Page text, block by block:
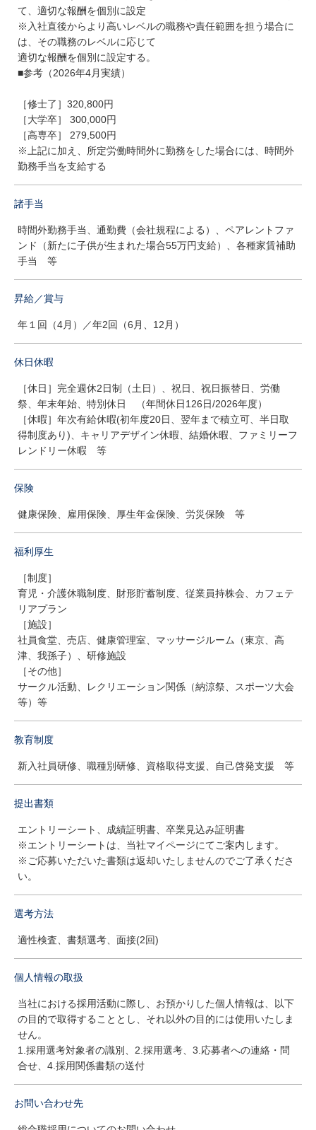
て、適切な報酬を個別に設定
※入社直後からより高いレベルの職務や責任範囲を担う場合に
は、その職務のレベルに応じて
適切な報酬を個別に設定する。
■参考（2026年4月実績）
［修士了］320,800円
［大学卒］ 300,000円
［高専卒］ 279,500円
※上記に加え、所定労働時間外に勤務をした場合には、時間外
勤務手当を支給する
諸手当
時間外勤務手当、通勤費（会社規程による）、ペアレントファ
ンド（新たに子供が生まれた場合55万円支給）、各種家賃補助
手当 等
昇給／賞与
年１回（4月）／年2回（6月、12月）
休日休暇
［休日］完全週休2日制（土日）、祝日、祝日振替日、労働
祭、年末年始、特別休日 （年間休日126日/2026年度）
［休暇］年次有給休暇(初年度20日、翌年まで積立可、半日取
得制度あり)、キャリアデザイン休暇、結婚休暇、ファミリーフ
レンドリー休暇 等
保険
健康保険、雇用保険、厚生年金保険、労災保険 等
福利厚生
［制度］
育児・介護休職制度、財形貯蓄制度、従業員持株会、カフェテ
リアプラン
［施設］
社員食堂、売店、健康管理室、マッサージルーム（東京、高
津、我孫子）、研修施設
［その他］
サークル活動、レクリエーション関係（納涼祭、スポーツ大会
等）等
教育制度
新入社員研修、職種別研修、資格取得支援、自己啓発支援 等
提出書類
エントリーシート、成績証明書、卒業見込み証明書
※エントリーシートは、当社マイページにてご案内します。
※ご応募いただいた書類は返却いたしませんのでご了承くださ
い。
選考方法
適性検査、書類選考、面接(2回)
個人情報の取扱
当社における採用活動に際し、お預かりした個人情報は、以下
の目的で取得することとし、それ以外の目的には使用いたしま
せん。
1.採用選考対象者の識別、2.採用選考、3.応募者への連絡・問
合せ、4.採用関係書類の送付
お問い合わせ先